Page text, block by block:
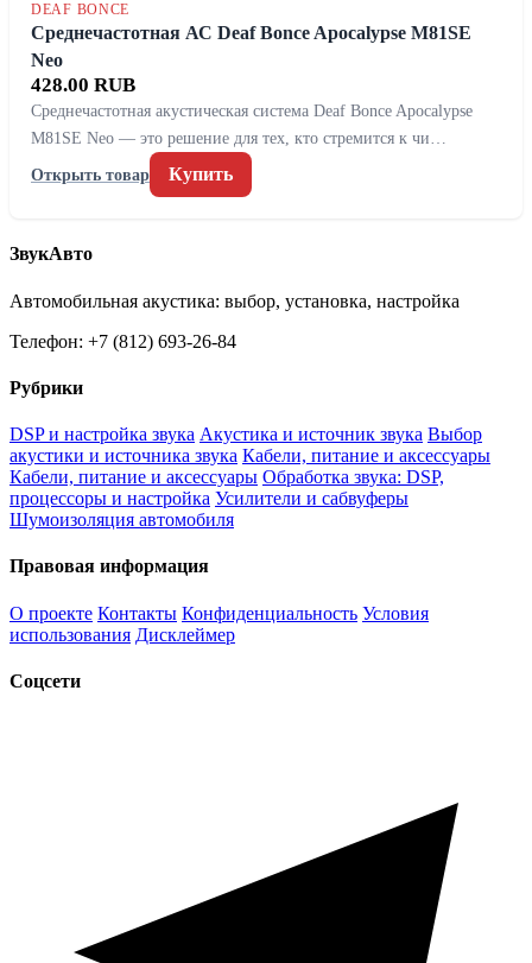
DEAF BONCE
Среднечастотная АС Deaf Bonce Apocalypse M81SE
Neo
428.00 RUB
Среднечастотная акустическая система Deaf Bonce Apocalypse
M81SE Neo — это решение для тех, кто стремится к чи…
Открыть товар
Купить
ЗвукАвто
Автомобильная акустика: выбор, установка, настройка
Телефон: +7 (812) 693-26-84
Рубрики
DSP и настройка звука Акустика и источник звука Выбор
акустики и источника звука Кабели, питание и аксессуары
Кабели, питание и аксессуары Обработка звука: DSP,
процессоры и настройка Усилители и сабвуферы
Шумоизоляция автомобиля
Правовая информация
О проекте Контакты Конфиденциальность Условия
использования Дисклеймер
Соцсети